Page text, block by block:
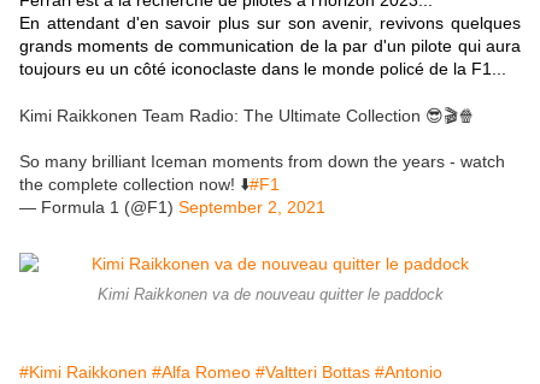
En attendant d'en savoir plus sur son avenir, revivons quelques
grands moments de communication de la par d'un pilote qui aura
toujours eu un côté iconoclaste dans le monde policé de la F1...
Kimi Raikkonen Team Radio: The Ultimate Collection 😎🎬🍿
So many brilliant Iceman moments from down the years - watch
the complete collection now! ⬇️#F1
— Formula 1 (@F1) September 2, 2021
Kimi Raikkonen va de nouveau quitter le paddock
#Kimi Raikkonen #Alfa Romeo #Valtteri Bottas #Antonio